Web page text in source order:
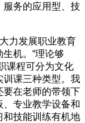
服务的应用型、技
力发展职业教育
机。“理论够
课程可分为文化
训课三种类型。我
要在老师的带领下
专业教学设备和
和技能训练有机地